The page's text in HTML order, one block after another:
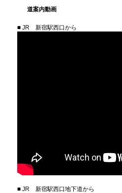
道案内動画
■ JR 新宿駅西口から
■ JR 新宿駅西口地下道から